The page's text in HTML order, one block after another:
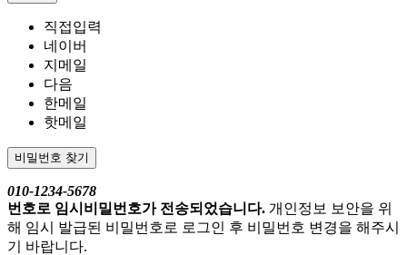
직접입력
네이버
지메일
다음
한메일
핫메일
비밀번호 찾기
010-1234-5678
번호로 임시비밀번호가 전송되었습니다. 개인정보 보안을 위
해 임시 발급된 비밀번호로 로그인 후 비밀번호 변경을 해주시
기 바랍니다.